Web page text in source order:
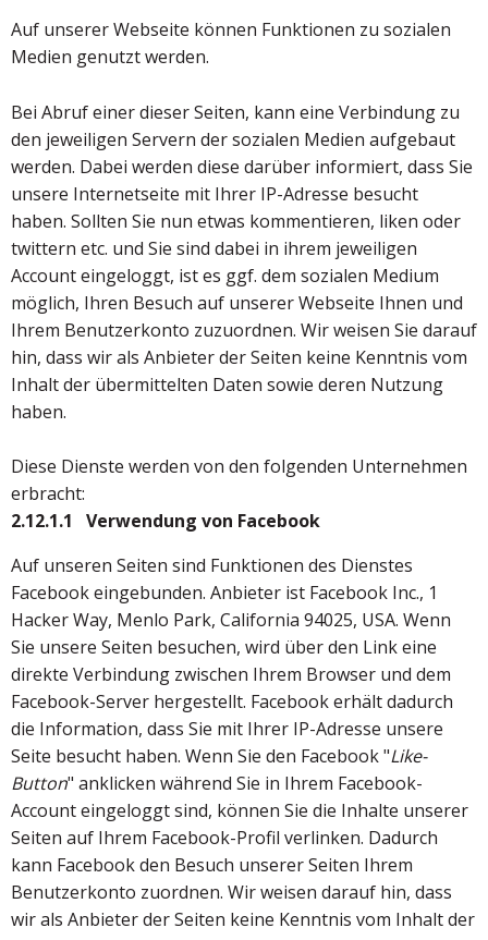
Auf unserer Webseite können Funktionen zu sozialen
Medien genutzt werden.
Bei Abruf einer dieser Seiten, kann eine Verbindung zu
den jeweiligen Servern der sozialen Medien aufgebaut
werden. Dabei werden diese darüber informiert, dass Sie
unsere Internetseite mit Ihrer IP-Adresse besucht
haben. Sollten Sie nun etwas kommentieren, liken oder
twittern etc. und Sie sind dabei in ihrem jeweiligen
Account eingeloggt, ist es ggf. dem sozialen Medium
möglich, Ihren Besuch auf unserer Webseite Ihnen und
Ihrem Benutzerkonto zuzuordnen. Wir weisen Sie darauf
hin, dass wir als Anbieter der Seiten keine Kenntnis vom
Inhalt der übermittelten Daten sowie deren Nutzung
haben.
Diese Dienste werden von den folgenden Unternehmen
erbracht:
2.12.1.1 Verwendung von Facebook
Auf unseren Seiten sind Funktionen des Dienstes
Facebook eingebunden. Anbieter ist Facebook Inc., 1
Hacker Way, Menlo Park, California 94025, USA. Wenn
Sie unsere Seiten besuchen, wird über den Link eine
direkte Verbindung zwischen Ihrem Browser und dem
Facebook-Server hergestellt. Facebook erhält dadurch
die Information, dass Sie mit Ihrer IP-Adresse unsere
Seite besucht haben. Wenn Sie den Facebook "Like-
Button" anklicken während Sie in Ihrem Facebook-
Account eingeloggt sind, können Sie die Inhalte unserer
Seiten auf Ihrem Facebook-Profil verlinken. Dadurch
kann Facebook den Besuch unserer Seiten Ihrem
Benutzerkonto zuordnen. Wir weisen darauf hin, dass
wir als Anbieter der Seiten keine Kenntnis vom Inhalt der